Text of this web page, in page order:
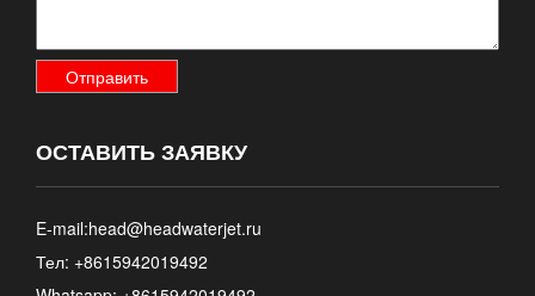
ОСТАВИТЬ ЗАЯВКУ
E-mail:head@headwaterjet.ru
Тел: +8615942019492